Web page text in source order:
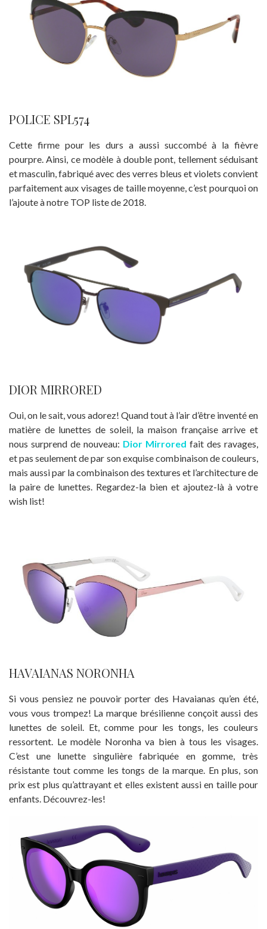
POLICE SPL574
Cette firme pour les durs a aussi succombé à la fièvre
pourpre. Ainsi, ce modèle à double pont, tellement séduisant
et masculin, fabriqué avec des verres bleus et violets convient
parfaitement aux visages de taille moyenne, c’est pourquoi on
l’ajoute à notre TOP liste de 2018.
DIOR MIRRORED
Oui, on le sait, vous adorez! Quand tout à l’air d’être inventé en
matière de lunettes de soleil, la maison française arrive et
nous surprend de nouveau: Dior Mirrored fait des ravages,
et pas seulement de par son exquise combinaison de couleurs,
mais aussi par la combinaison des textures et l’architecture de
la paire de lunettes. Regardez-la bien et ajoutez-là à votre
wish list!
HAVAIANAS NORONHA
Si vous pensiez ne pouvoir porter des Havaianas qu’en été,
vous vous trompez! La marque brésilienne conçoit aussi des
lunettes de soleil. Et, comme pour les tongs, les couleurs
ressortent. Le modèle Noronha va bien à tous les visages.
C’est une lunette singulière fabriquée en gomme, très
résistante tout comme les tongs de la marque. En plus, son
prix est plus qu’attrayant et elles existent aussi en taille pour
enfants. Découvrez-les!